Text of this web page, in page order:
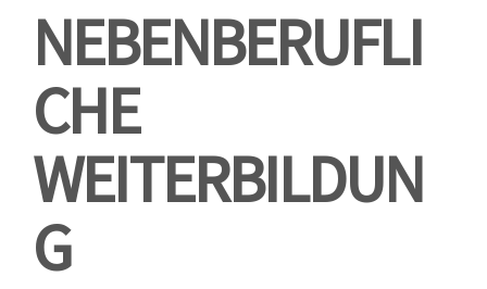
NEBENBERUFLI
CHE
WEITERBILDUN
G